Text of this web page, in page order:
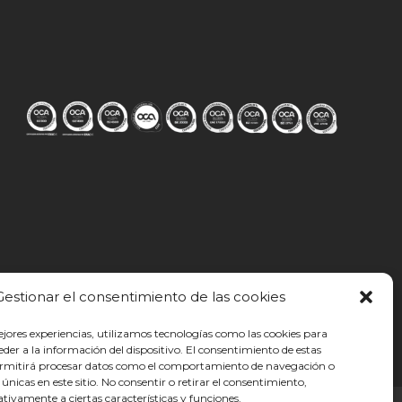
el consentimiento de las cookies
experiencias, utilizamos tecnologías como las cookies para
a la información del dispositivo. El consentimiento de estas
procesar datos como el comportamiento de navegación o
en este sitio. No consentir o retirar el consentimiento,
a ciertas características y funciones.